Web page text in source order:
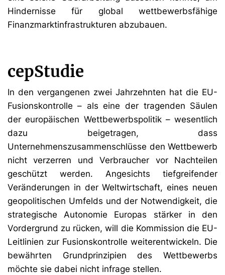
Hindernisse für global wettbewerbsfähige
Finanzmarktinfrastrukturen abzubauen.
cepStudie
In den vergangenen zwei Jahrzehnten hat die EU-
Fusionskontrolle – als eine der tragenden Säulen
der europäischen Wettbewerbspolitik – wesentlich
dazu beigetragen, dass
Unternehmenszusammenschlüsse den Wettbewerb
nicht verzerren und Verbraucher vor Nachteilen
geschützt werden. Angesichts tiefgreifender
Veränderungen in der Weltwirtschaft, eines neuen
geopolitischen Umfelds und der Notwendigkeit, die
strategische Autonomie Europas stärker in den
Vordergrund zu rücken, will die Kommission die EU-
Leitlinien zur Fusionskontrolle weiterentwickeln. Die
bewährten Grundprinzipien des Wettbewerbs
möchte sie dabei nicht infrage stellen.